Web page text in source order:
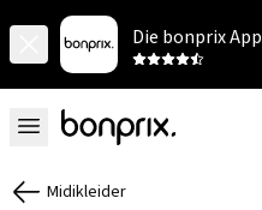
Die bonprix App
Midikleider